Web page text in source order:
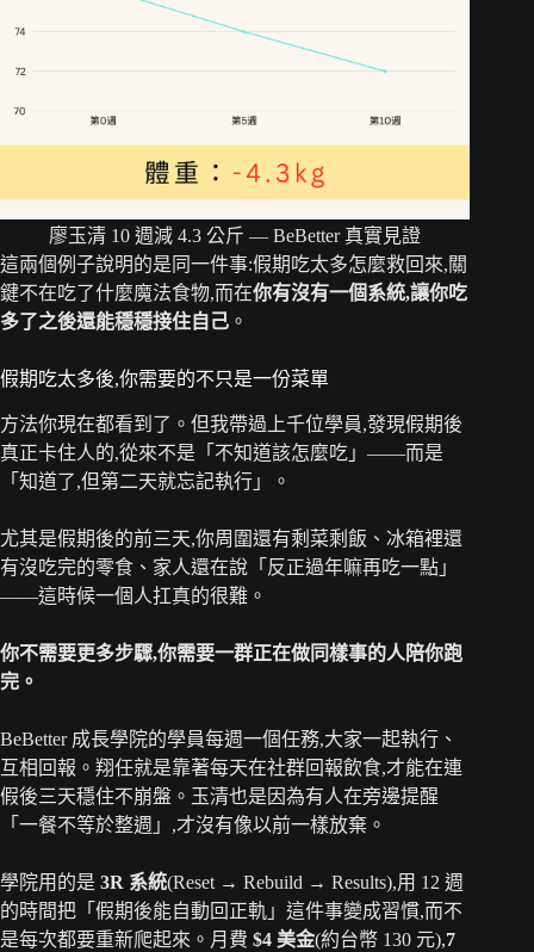
廖玉清 10 週減 4.3 公斤 — BeBetter 真實見證
這兩個例子說明的是同一件事:假期吃太多怎麼救回來,關
鍵不在吃了什麼魔法食物,而在你有沒有一個系統,讓你吃
多了之後還能穩穩接住自己 。
假期吃太多後,你需要的不只是一份菜單
方法你現在都看到了。但我帶過上千位學員,發現假期後
真正卡住人的,從來不是「不知道該怎麼吃」——而是
「知道了,但第二天就忘記執行」。
尤其是假期後的前三天,你周圍還有剩菜剩飯、冰箱裡還
有沒吃完的零食、家人還在說「反正過年嘛再吃一點」
——這時候一個人扛真的很難。
你不需要更多步驟,你需要一群正在做同樣事的人陪你跑
完。
BeBetter 成長學院的學員每週一個任務,大家一起執行、
互相回報。翔任就是靠著每天在社群回報飲食,才能在連
假後三天穩住不崩盤。玉清也是因為有人在旁邊提醒
「一餐不等於整週」,才沒有像以前一樣放棄。
學院用的是 3R 系統(Reset → Rebuild → Results),用 12 週
的時間把「假期後能自動回正軌」這件事變成習慣,而不
是每次都要重新爬起來。月費 $4 美金(約台幣 130 元),7